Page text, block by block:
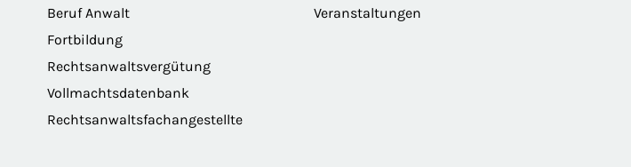
Beruf Anwalt
Fortbildung
Rechtsanwaltsvergütung
Vollmachtsdatenbank
Rechtsanwaltsfachangestellte
Veranstaltungen